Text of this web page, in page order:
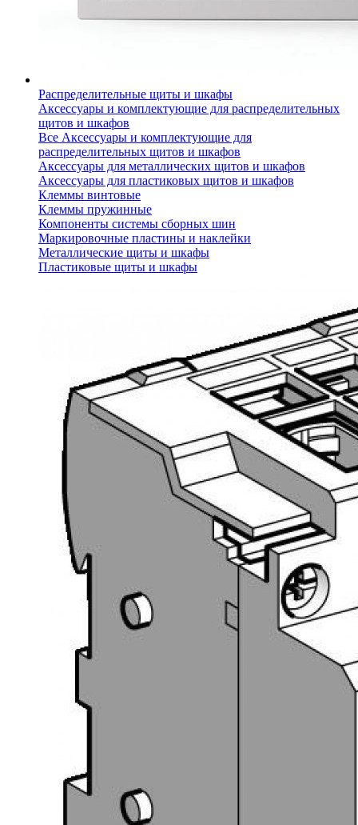
Распределительные щиты и шкафы
Аксессуары и комплектующие для распределительных
щитов и шкафов
Все Аксессуары и комплектующие для
распределительных щитов и шкафов
Аксессуары для металлических щитов и шкафов
Аксессуары для пластиковых щитов и шкафов
Клеммы винтовые
Клеммы пружинные
Компоненты системы сборных шин
Маркировочные пластины и наклейки
Металлические щиты и шкафы
Пластиковые щиты и шкафы